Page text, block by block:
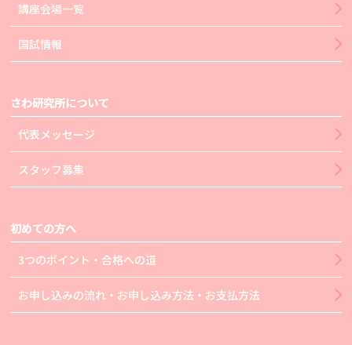
講座会場一覧
国試情報
さわ研究所について
代表メッセージ
スタッフ募集
初めての方へ
3つのポイント・合格への道
お申し込みの流れ・お申し込み方法・お支払方法